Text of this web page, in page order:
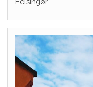
Helsingør